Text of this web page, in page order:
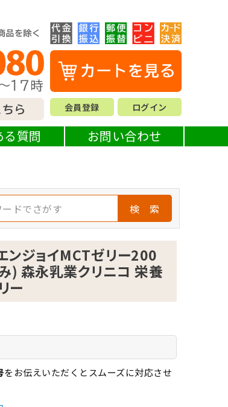
会員登録 ログイン
る質問 お問い合わせ
検 索
ンジョイMCTゼリー200
) 森永乳業クリニコ 栄養
ー
をお伝えいただくとスムーズに対応させ